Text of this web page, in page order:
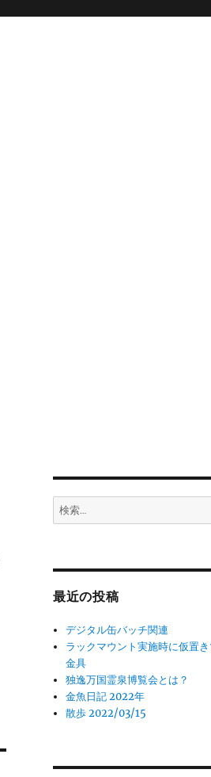
検
索:
最近の投稿
デジタル缶バッチ関連
ラックマウント実施時に仮置
金具
独逸万国霊泉博覧会とは？
金魚日記 2022年
散歩 2022/03/15